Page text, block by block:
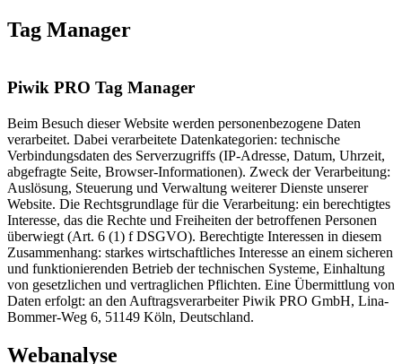
Tag Manager
Piwik PRO Tag Manager
Beim Besuch dieser Website werden personenbezogene Daten
verarbeitet. Dabei verarbeitete Datenkategorien: technische
Verbindungsdaten des Serverzugriffs (IP-Adresse, Datum, Uhrzeit,
abgefragte Seite, Browser-Informationen). Zweck der Verarbeitung:
Auslösung, Steuerung und Verwaltung weiterer Dienste unserer
Website. Die Rechtsgrundlage für die Verarbeitung: ein berechtigtes
Interesse, das die Rechte und Freiheiten der betroffenen Personen
überwiegt (Art. 6 (1) f DSGVO). Berechtigte Interessen in diesem
Zusammenhang: starkes wirtschaftliches Interesse an einem sicheren
und funktionierenden Betrieb der technischen Systeme, Einhaltung
von gesetzlichen und vertraglichen Pflichten. Eine Übermittlung von
Daten erfolgt: an den Auftragsverarbeiter Piwik PRO GmbH, Lina-
Bommer-Weg 6, 51149 Köln, Deutschland.
Webanalyse